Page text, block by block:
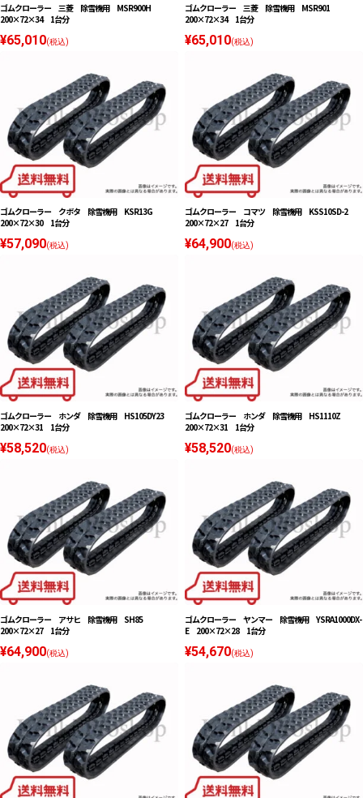
ゴムクローラー 三菱 除雪機用 MSR900H
200×72×34 1台分
¥65,010(税込)
ゴムクローラー 三菱 除雪機用 MSR901
200×72×34 1台分
¥65,010(税込)
ゴムクローラー クボタ 除雪機用 KSR13G
200×72×30 1台分
¥57,090(税込)
ゴムクローラー コマツ 除雪機用 KSS10SD-2
200×72×27 1台分
¥64,900(税込)
ゴムクローラー ホンダ 除雪機用 HS105DY23
200×72×31 1台分
¥58,520(税込)
ゴムクローラー ホンダ 除雪機用 HS1110Z
200×72×31 1台分
¥58,520(税込)
ゴムクローラー アサヒ 除雪機用 SH85
200×72×27 1台分
¥64,900(税込)
ゴムクローラー ヤンマー 除雪機用 YSRA1000DX-
E 200×72×28 1台分
¥54,670(税込)